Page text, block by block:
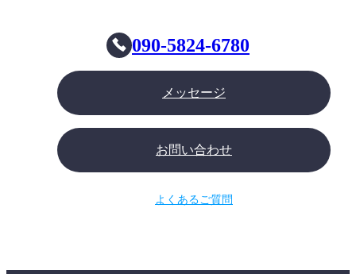
090-5824-6780
メッセージ
お問い合わせ
よくあるご質問